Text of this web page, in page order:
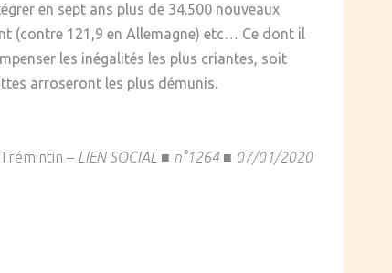
en sept ans plus de 34.500 nouveaux
(contre 121,9 en Allemagne) etc… Ce dont il
les inégalités les plus criantes, soit
arroseront les plus démunis.
– LIEN SOCIAL ■ n°1264 ■ 07/01/2020